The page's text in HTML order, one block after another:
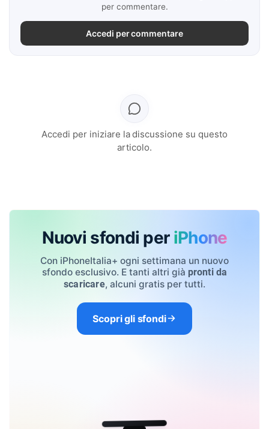
per commentare.
Accedi per commentare
Accedi per iniziare la discussione su questo
articolo.
Nuovi sfondi per iPhone
Con iPhoneItalia+ ogni settimana un nuovo
sfondo esclusivo. E tanti altri già pronti da
scaricare, alcuni gratis per tutti.
Scopri gli sfondi